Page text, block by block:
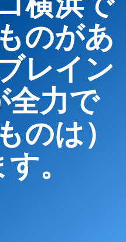
のがあ
レイン
全力で
のは）
。